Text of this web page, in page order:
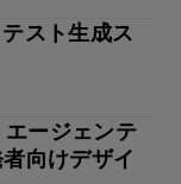
スト生成ス
ージェンテ
向けデザイ